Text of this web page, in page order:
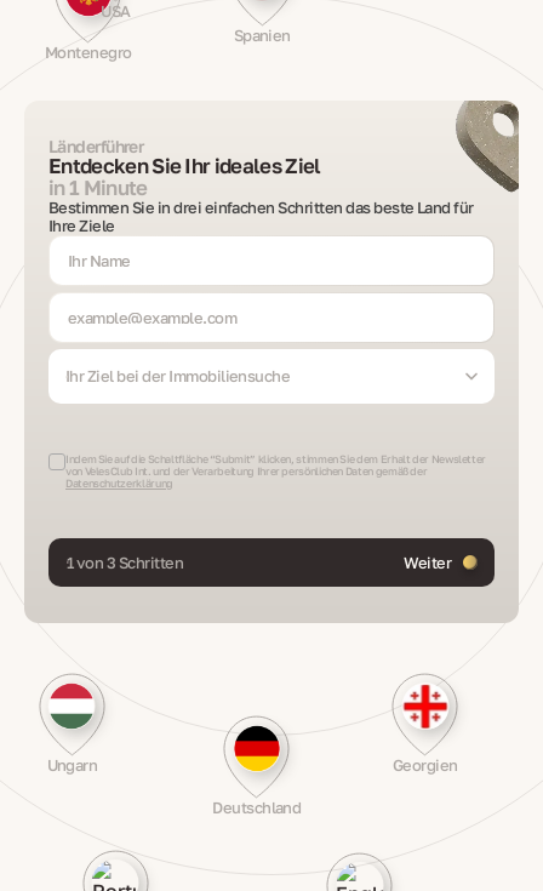
Länderführer
Entdecken Sie Ihr ideales Ziel
in 1 Minute
Bestimmen Sie in drei einfachen Schritten das beste Land für
Ihre Ziele
Ihr Ziel bei der Immobiliensuche
Indem Sie auf die Schaltfläche “Submit” klicken, stimmen Sie dem Erhalt der Newsletter
von VelesClub Int. und der Verarbeitung Ihrer persönlichen Daten gemäß der
Datenschutzerklärung
1 von 3 Schritten Weiter
Montenegro
Deutschland
Spanien
Georgien
Ungarn
USA